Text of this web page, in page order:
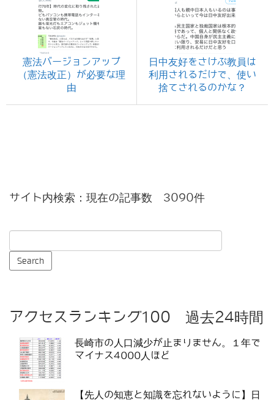
憲法バージョンアップ
（憲法改正）が必要な理
由
日中友好をさけぶ教員は
利用されるだけで、使い
捨てされるのかな？
サイト内検索：現在の記事数 3090件
アクセスランキング100 過去24時間
長崎市の人口減少が止まりません。１年で
マイナス4000人ほど
【先人の知恵と知識を忘れないように】日